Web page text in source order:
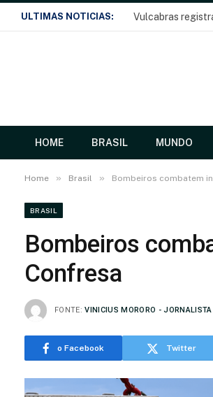
ULTIMAS NOTICIAS: Vulcabras
HOME BRASIL MUNDO
Home » Brasil » Bombeiros combatem
BRASIL
Bombeiros
Confresa
FONTE: VINICIUS MORORO -
o Facebook Twitter